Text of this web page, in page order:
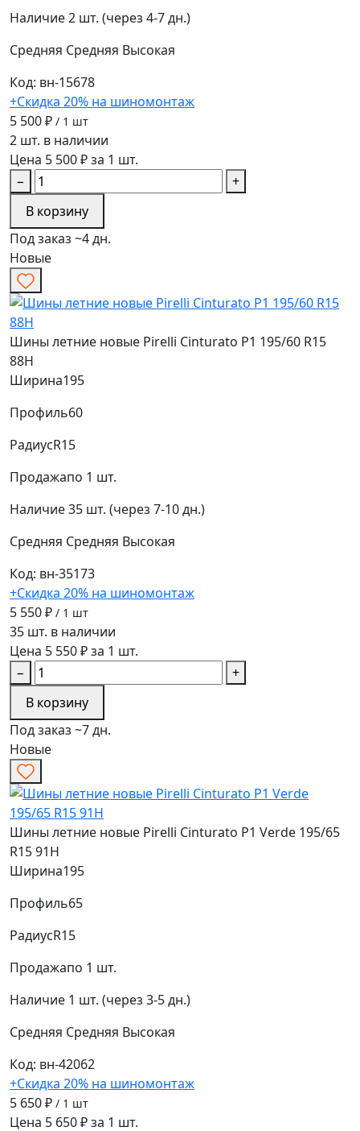
Наличие2 шт. (через 4-7 дн.)
Средняя Средняя Высокая
Код: вн-15678
+Скидка 20% на шиномонтаж
5 500 ₽ / 1 шт
2 шт. в наличии
Цена 5 500 ₽ за 1 шт.
−
+
В корзину
Под заказ ~4 дн.
Новые
Шины летние новые Pirelli Cinturato P1 195/60 R15
88H
Ширина195
Профиль60
РадиусR15
Продажапо 1 шт.
Наличие35 шт. (через 7-10 дн.)
Средняя Средняя Высокая
Код: вн-35173
+Скидка 20% на шиномонтаж
5 550 ₽ / 1 шт
35 шт. в наличии
Цена 5 550 ₽ за 1 шт.
−
+
В корзину
Под заказ ~7 дн.
Новые
Шины летние новые Pirelli Cinturato P1 Verde 195/65
R15 91H
Ширина195
Профиль65
РадиусR15
Продажапо 1 шт.
Наличие 1 шт. (через 3-5 дн.)
Средняя Средняя Высокая
Код: вн-42062
+Скидка 20% на шиномонтаж
5 650 ₽ / 1 шт
Цена 5 650 ₽ за 1 шт.